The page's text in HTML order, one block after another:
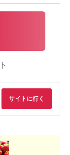
サイトに行く